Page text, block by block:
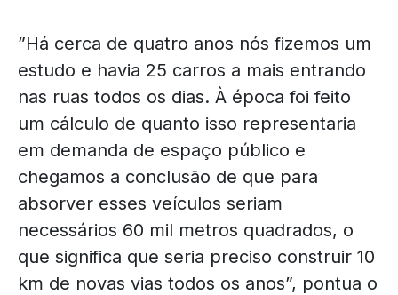
”Há cerca de quatro anos nós fizemos um
estudo e havia 25 carros a mais entrando
nas ruas todos os dias. À época foi feito
um cálculo de quanto isso representaria
em demanda de espaço público e
chegamos a conclusão de que para
absorver esses veículos seriam
necessários 60 mil metros quadrados, o
que significa que seria preciso construir 10
km de novas vias todos os anos”, pontua o